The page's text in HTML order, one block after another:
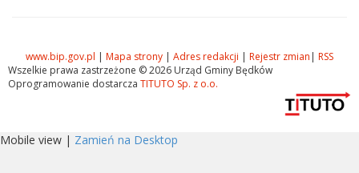
www.bip.gov.pl | Mapa strony | Adres redakcji | Rejestr zmian | RSS
Wszelkie prawa zastrzeżone © 2026 Urząd Gminy Będków
Oprogramowanie dostarcza TITUTO Sp. z o.o.
Mobile view | Zamień na Desktop